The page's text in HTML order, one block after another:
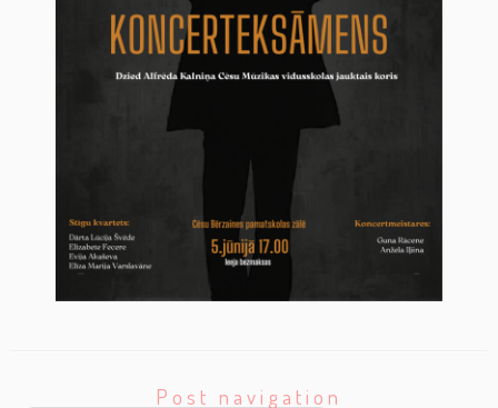
Post navigation